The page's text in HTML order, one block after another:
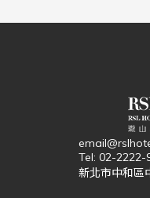
Tel: 02-2222-
新北市中和區